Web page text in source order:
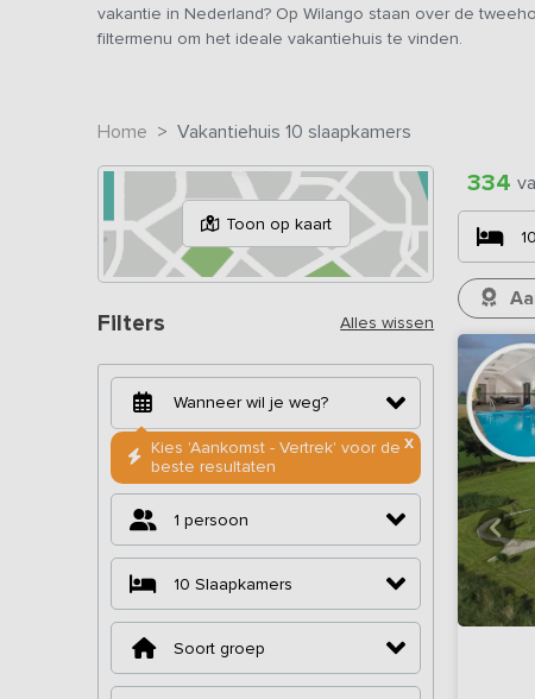
vakantie in Nederland? Op Wilango staan over de
filtermenu om het ideale vakantiehuis te vinden.
Home Vakantiehuis 10 slaapkamers
Toon op kaart
Filters Alles wissen
X
Kies 'Aankomst - Vertrek' voor de
beste resultaten
1 persoon
10 Slaapkamers
Soort groep
334
10